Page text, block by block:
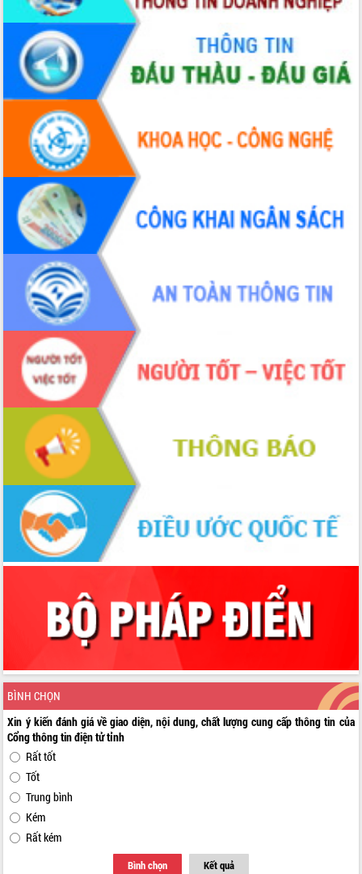
BÌNH CHỌN
Xin ý kiến đánh giá về giao diện, nội dung, chất lượng cung cấp thông tin của
Cổng thông tin điện tử tỉnh
Rất tốt
Tốt
Trung bình
Kém
Rất kém
Bình chọn Kết quả